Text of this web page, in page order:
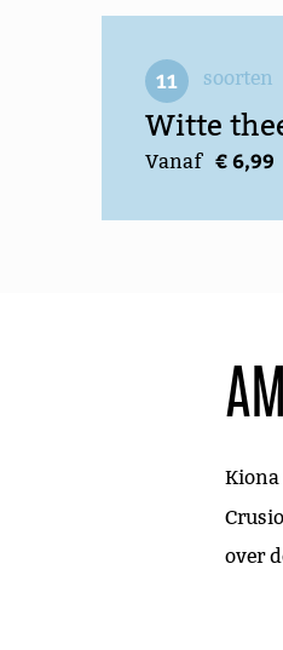
11 soorten
Witte
Vanaf € 6,99
Kiona
over